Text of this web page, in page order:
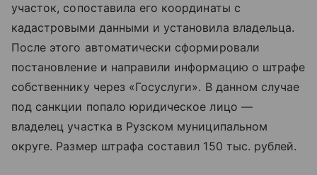
участок, сопоставила его координаты с
кадастровыми данными и установила владельца.
После этого автоматически сформировали
постановление и направили информацию о штрафе
собственнику через «Госуслуги». В данном случае
под санкции попало юридическое лицо —
владелец участка в Рузском муниципальном
округе. Размер штрафа составил 150 тыс. рублей.